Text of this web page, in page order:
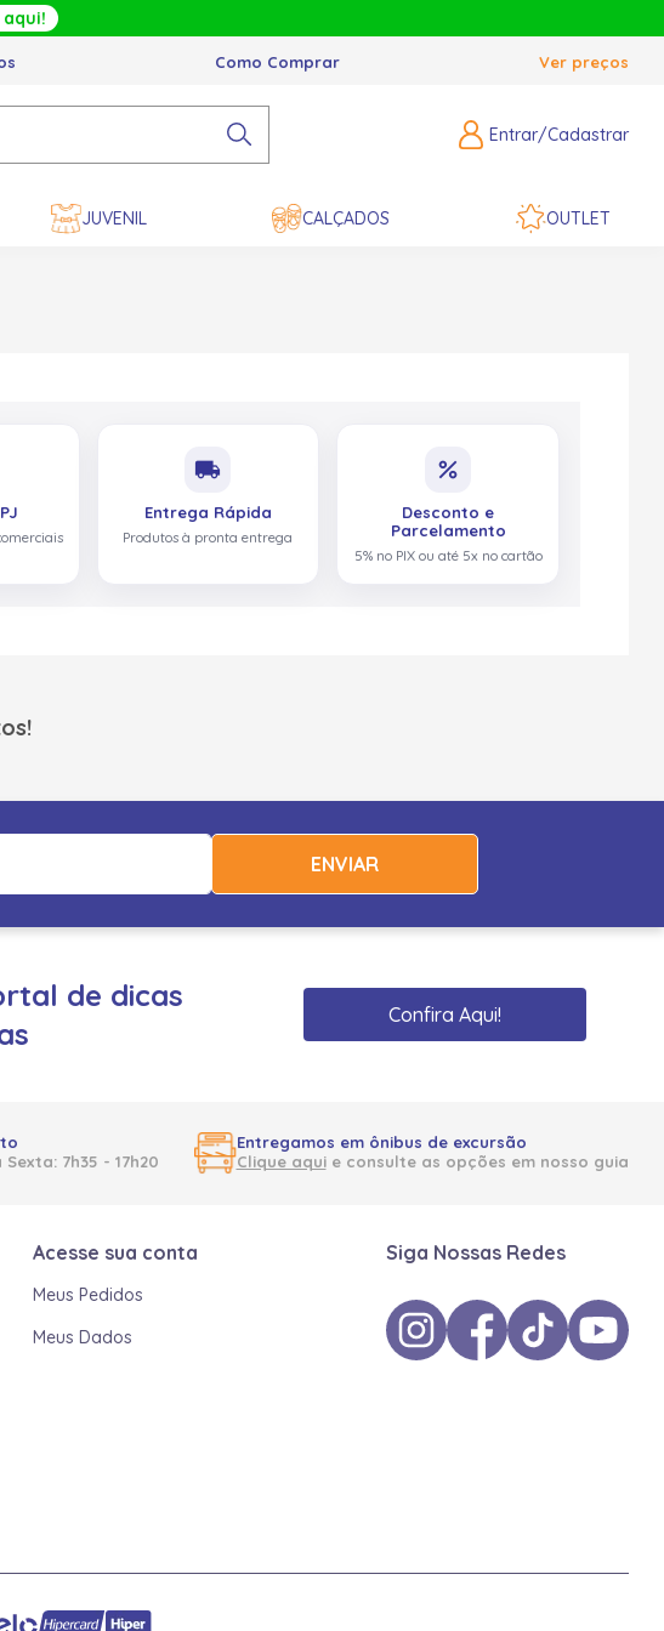
aqui!
Como Comprar Ver preços
Entrar/Cadastrar
JUVENIL CALÇADOS OUTLET
local_shipping
Entrega Rápida
Produtos à pronta entrega
percent
Desconto e
Parcelamento
5% no PIX ou até 5x no cartão
ENVIAR
de dicas
Confira Aqui!
7h35 - 17h20
Entregamos em ônibus de excursão
Clique aquie consulte as opções em nosso guia
Acesse sua conta
Meus Pedidos
Meus Dados
Siga Nossas Redes